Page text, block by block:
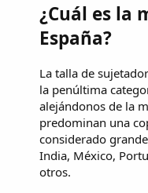
¿Cuál es la
España?
La talla de
la penúltima
alejándonos de la
predominan una
considerado
India, México,
otros.